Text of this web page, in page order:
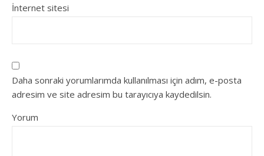
İnternet sitesi
Daha sonraki yorumlarımda kullanılması için adım, e-posta
adresim ve site adresim bu tarayıcıya kaydedilsin.
Yorum